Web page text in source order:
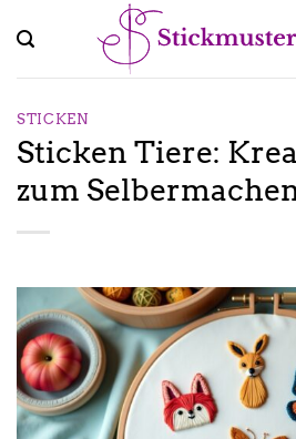
Inhalt
springen
STICKEN
Sticken Tiere:
zum